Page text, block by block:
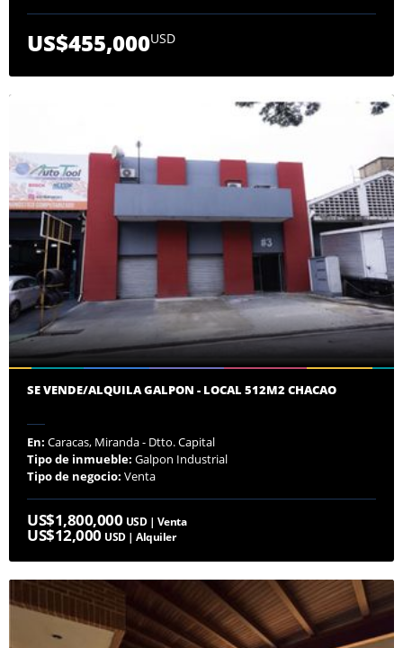
US$455,000USD
SE VENDE/ALQUILA GALPON - LOCAL 512M2 CHACAO
En: Caracas, Miranda - Dtto. Capital
Tipo de inmueble: Galpon Industrial
Tipo de negocio: Venta
US$1,800,000 USD | Venta
US$12,000 USD | Alquiler